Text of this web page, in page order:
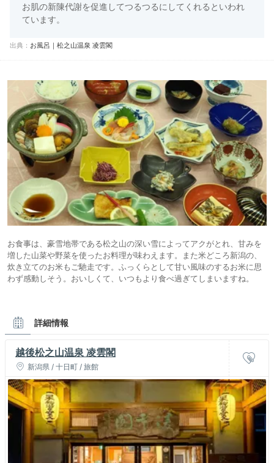
お肌の新陳代謝を促進してつるつるにしてくれるといわれ
ています。
出典： お風呂｜松之山温泉 凌雲閣
お食事は、豪雪地帯である松之山の深い雪によってアクがとれ、甘みを
増した山菜や野菜を使ったお料理が味わえます。また米どころ新潟の、
炊き立てのお米もご馳走です。ふっくらとして甘い風味のするお米に思
わず感動しそう。おいしくて、いつもより食べ過ぎてしまいますね。
詳細情報
越後松之山温泉 凌雲閣
新潟県 / 十日町 / 旅館